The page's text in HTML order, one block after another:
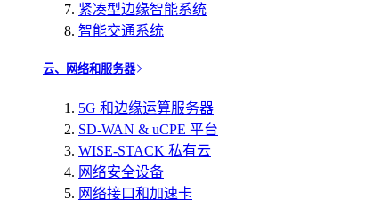
紧凑型边缘智能系统
智能交通系统
云、网络和服务器
5G 和边缘运算服务器
SD-WAN & uCPE 平台
WISE-STACK 私有云
网络安全设备
网络接口和加速卡